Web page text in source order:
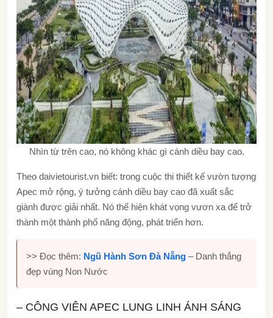
Nhìn từ trên cao, nó không khác gì cánh diều bay cao.
Theo daivietourist.vn biết: trong cuộc thi thiết kế vườn tượng
Apec mở rộng, ý tưởng cánh diều bay cao đã xuất sắc
giành được giải nhất. Nó thể hiện khát vọng vươn xa để trở
thành một thành phố năng động, phát triển hơn.
>> Đọc thêm: Ngũ Hành Sơn Đà Nẵng – Danh thắng
đẹp vùng Non Nước
– CÔNG VIÊN APEC LUNG LINH ÁNH SÁNG